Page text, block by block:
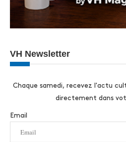
VH Newsletter
Chaque samedi, recevez l'actu
directement dans
Email